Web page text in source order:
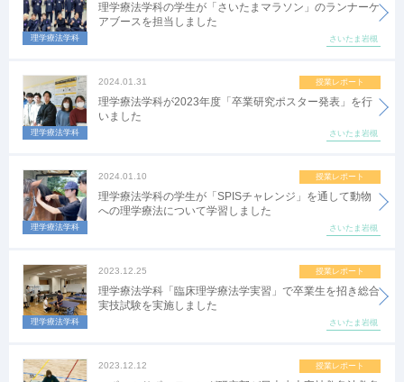
理学療法学科の学生が「さいたまマラソン」のランナーケ
アブースを担当しました
さいたま岩槻
理学療法学科
2024.01.31 授業レポート
理学療法学科が2023年度「卒業研究ポスター発表」を行
いました
さいたま岩槻
理学療法学科
2024.01.10 授業レポート
理学療法学科の学生が「SPISチャレンジ」を通して動物
への理学療法について学習しました
さいたま岩槻
理学療法学科
2023.12.25 授業レポート
理学療法学科「臨床理学療法学実習」で卒業生を招き総合
実技試験を実施しました
さいたま岩槻
理学療法学科
2023.12.12 授業レポート